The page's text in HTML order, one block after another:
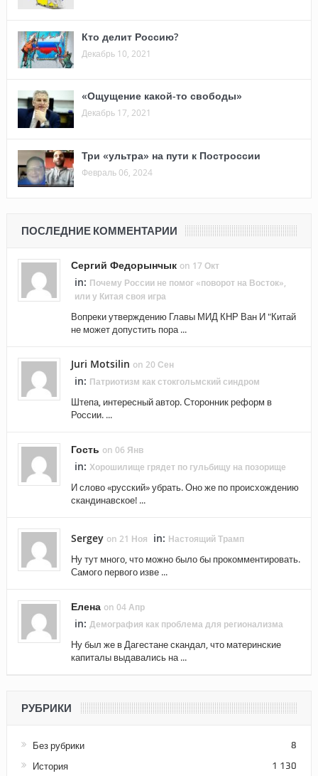
Кто делит Россию?
Декабрь 10, 2021
«Ощущение какой-то свободы»
Декабрь 17, 2021
Три «ультра» на пути к Построссии
Февраль 06, 2024
ПОСЛЕДНИЕ КОММЕНТАРИИ
Сергий Федорынчык on 17 Окт
in: Почему России не помог «поворот на Восток»,
или у Китая своя игра
Вопреки утверждению Главы МИД КНР Ван И "Китай
не может допустить пора ...
Juri Motsilin on 20 Сен
in: Патриотизм как стокгольмский синдром
Штепа, интересный автор. Сторонник реформ в
России. ...
Гость on 06 Янв
in: Хорошилище грядет по гульбищу на позорище
И слово «русский» убрать. Оно же по происхождению
скандинавское! ...
Sergey on 21 Ноя in: Настоящий Трамп
Ну тут много, что можно было бы прокомментировать.
Самого первого изве ...
Елена on 04 Апр
in: Демография как проблема для регионализма
Ну был же в Дагестане скандал, что материнские
капиталы выдавались на ...
РУБРИКИ
Без рубрики 8
История 1 130